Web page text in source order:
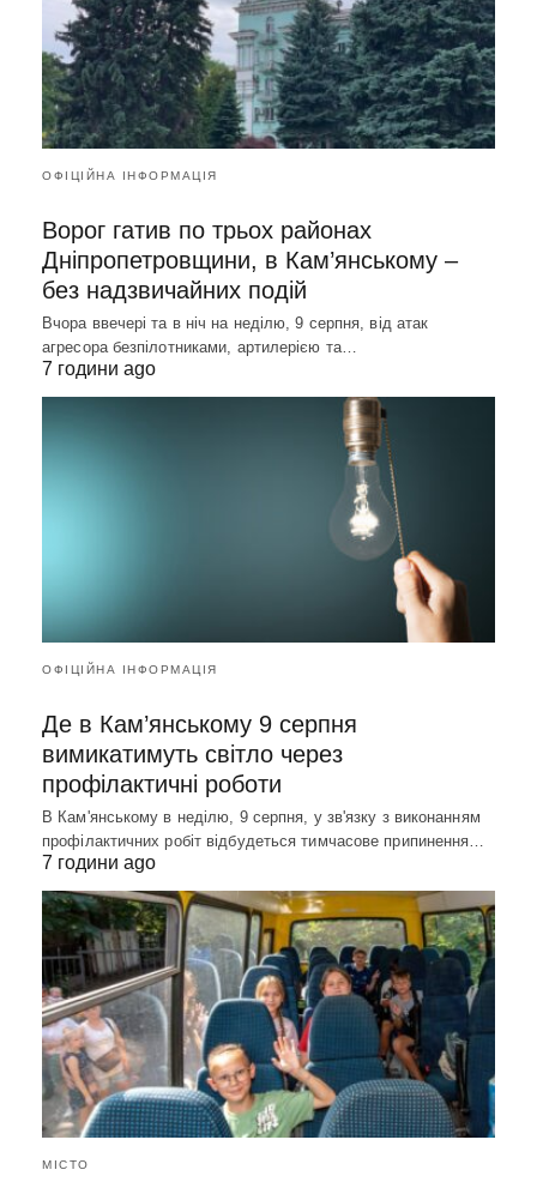
ОФІЦІЙНА ІНФОРМАЦІЯ
Ворог гатив по трьох районах
Дніпропетровщини, в Кам’янському –
без надзвичайних подій
Вчора ввечері та в ніч на неділю, 9 серпня, від атак
агресора безпілотниками, артилерією та…
7 години ago
ОФІЦІЙНА ІНФОРМАЦІЯ
Де в Кам’янському 9 серпня
вимикатимуть світло через
профілактичні роботи
В Кам'янському в неділю, 9 серпня, у зв'язку з виконанням
профілактичних робіт відбудеться тимчасове припинення…
7 години ago
МІСТО